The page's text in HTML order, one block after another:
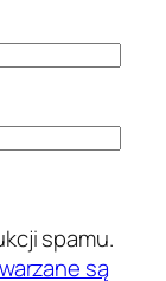
spamu.
są